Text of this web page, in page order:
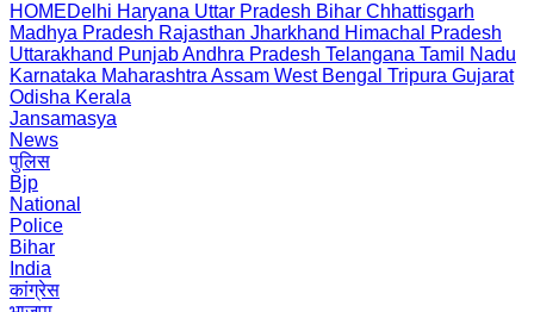
HOMEDelhi Haryana Uttar Pradesh Bihar Chhattisgarh
Madhya Pradesh Rajasthan Jharkhand Himachal Pradesh
Uttarakhand PunjabAndhra Pradesh Telangana Tamil Nadu
Karnataka Maharashtra Assam West Bengal Tripura Gujarat
Odisha Kerala
Jansamasya
News
पुलिस
Bjp
National
Police
Bihar
India
कांग्रेस